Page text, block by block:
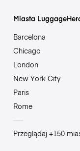
Miasta
Barcelona
Chicago
London
New York City
Paris
Rome
Przeglądaj +150